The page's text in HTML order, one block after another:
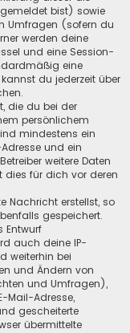
bist) sowie
Umfragen (sofern du
werden deine
und eine Session-
eine
du jederzeit über
die du bei der
persönlichem
mindestens ein
und ein
weitere Daten
dies für dich vor deren
Nachricht erstellst, so
gespeichert.
Entwurf
auch deine IP-
weiterhin bei
und Ändern von
und Umfragen),
Mail-Adresse,
gescheiterte
übermittelte